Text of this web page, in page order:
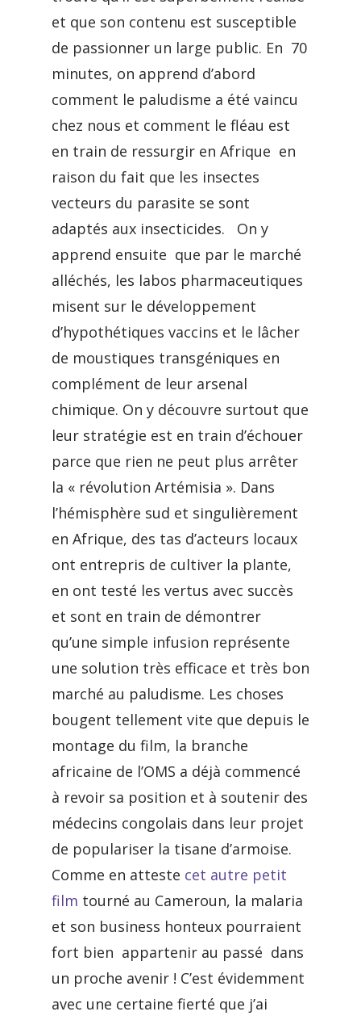
et que son contenu est susceptible
de passionner un large public. En 70
minutes, on apprend d’abord
comment le paludisme a été vaincu
chez nous et comment le fléau est
en train de ressurgir en Afrique en
raison du fait que les insectes
vecteurs du parasite se sont
adaptés aux insecticides. On y
apprend ensuite que par le marché
alléchés, les labos pharmaceutiques
misent sur le développement
d’hypothétiques vaccins et le lâcher
de moustiques transgéniques en
complément de leur arsenal
chimique. On y découvre surtout que
leur stratégie est en train d’échouer
parce que rien ne peut plus arrêter
la « révolution Artémisia ». Dans
l’hémisphère sud et singulièrement
en Afrique, des tas d’acteurs locaux
ont entrepris de cultiver la plante,
en ont testé les vertus avec succès
et sont en train de démontrer
qu’une simple infusion représente
une solution très efficace et très bon
marché au paludisme. Les choses
bougent tellement vite que depuis le
montage du film, la branche
africaine de l’OMS a déjà commencé
à revoir sa position et à soutenir des
médecins congolais dans leur projet
de populariser la tisane d’armoise.
Comme en atteste cet autre petit
film tourné au Cameroun, la malaria
et son business honteux pourraient
fort bien appartenir au passé dans
un proche avenir ! C’est évidemment
avec une certaine fierté que j’ai